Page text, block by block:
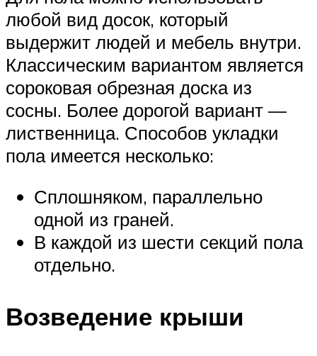
любой вид досок, который
выдержит людей и мебель внутри.
Классическим вариантом является
сороковая обрезная доска из
сосны. Более дорогой вариант —
лиственница. Способов укладки
пола имеется несколько:
Сплошняком, параллельно
одной из граней.
В каждой из шести секций пола
отдельно.
Возведение крыши